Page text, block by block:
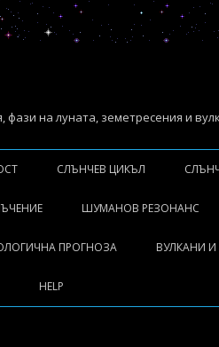
фази на луната, земетресения и
Skip
to
СЛЪНЧЕВ ЦИКЪЛ
ШУМАНОВ РЕЗОНАНС
ПРОГНОЗА ВУЛКАНИ И
HELP